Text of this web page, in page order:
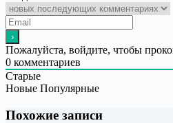
Пожалуйста, войдите, чтобы
0 комментариев
Старые
Новые Популярные
Похожие записи